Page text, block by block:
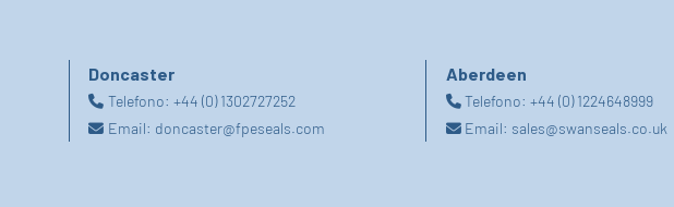
Doncaster
Telefono: +44 (0) 1302727252
Email: doncaster@fpeseals.com
Aberdeen
Telefono: +44 (0) 1224648999
Email: sales@swanseals.co.uk